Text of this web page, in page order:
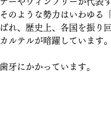
のような勢力はいわゆる
れ、歴史上、各国を振り
ルテルが暗躍しています。
牙にかかっています。